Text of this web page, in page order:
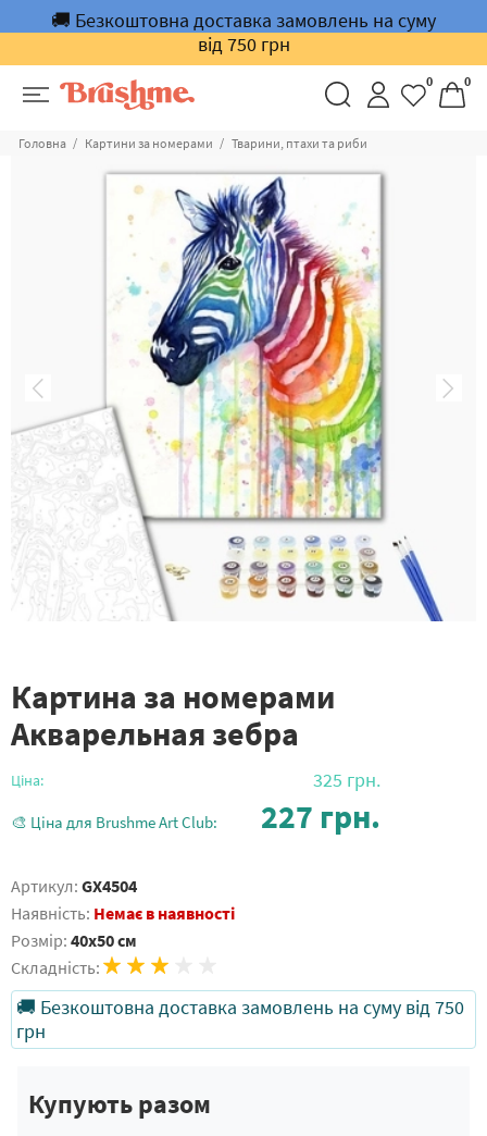
🚚 Безкоштовна доставка замовлень на суму
від 750 грн
0 0
Головна Картини за номерами Тварини, птахи та риби
Картина за номерами
Акварельная зебра
Ціна: 325 грн.
🎨 Ціна для Brushme Art Club: 227 грн.
Артикул: GX4504
Наявність: Немає в наявності
Розмір: 40x50 см
Складність:
🚚 Безкоштовна доставка замовлень на суму від 750
грн
Купують разом